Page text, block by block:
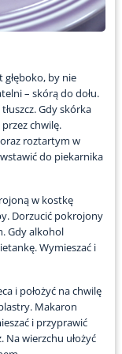
głęboko, by nie
– skórą do dołu.
Gdy skórka
chwilę.
roztartym w
do piekarnika
w kostkę
Dorzucić pokrojony
Gdy alkohol
Wymieszać i
i położyć na chwilę
Makaron
i przyprawić
Na wierzchu ułożyć